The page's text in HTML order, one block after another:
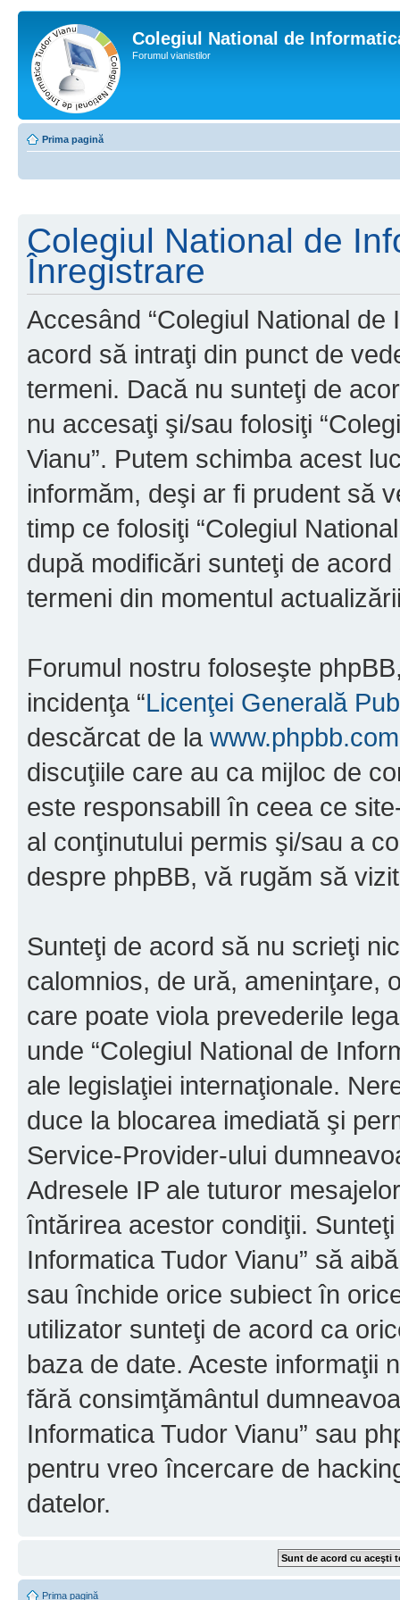
Colegiul National de
Forumul vianistilor
Prima pagină
Colegiul National de
Înregistrare
Accesând “Colegiul National de
acord să intraţi din punct de
termeni. Dacă nu sunteţi de
nu accesaţi şi/sau folosiţi
Vianu”. Putem schimba acest
informăm, deşi ar fi prudent să
timp ce folosiţi “Colegiul
după modificări sunteţi de
termeni din momentul
Forumul nostru foloseşte
incidenţa “Licenţei Generală
descărcat de la www.phpbb.com
discuţiile care au ca mijloc de
este responsabill în ceea ce
al conţinutului permis şi/sau a
despre phpBB, vă rugăm să
Sunteţi de acord să nu scrieţi
calomnios, de ură, ameninţare,
care poate viola prevederile
unde “Colegiul National de
ale legislaţiei internaţionale.
duce la blocarea imediată şi
Service-Provider-ului
Adresele IP ale tuturor
întărirea acestor condiţii.
Informatica Tudor Vianu” să
sau închide orice subiect în
utilizator sunteţi de acord ca
baza de date. Aceste informaţii
fără consimţământul
Informatica Tudor Vianu” sau
pentru vreo încercare de
datelor.
Prima pagină